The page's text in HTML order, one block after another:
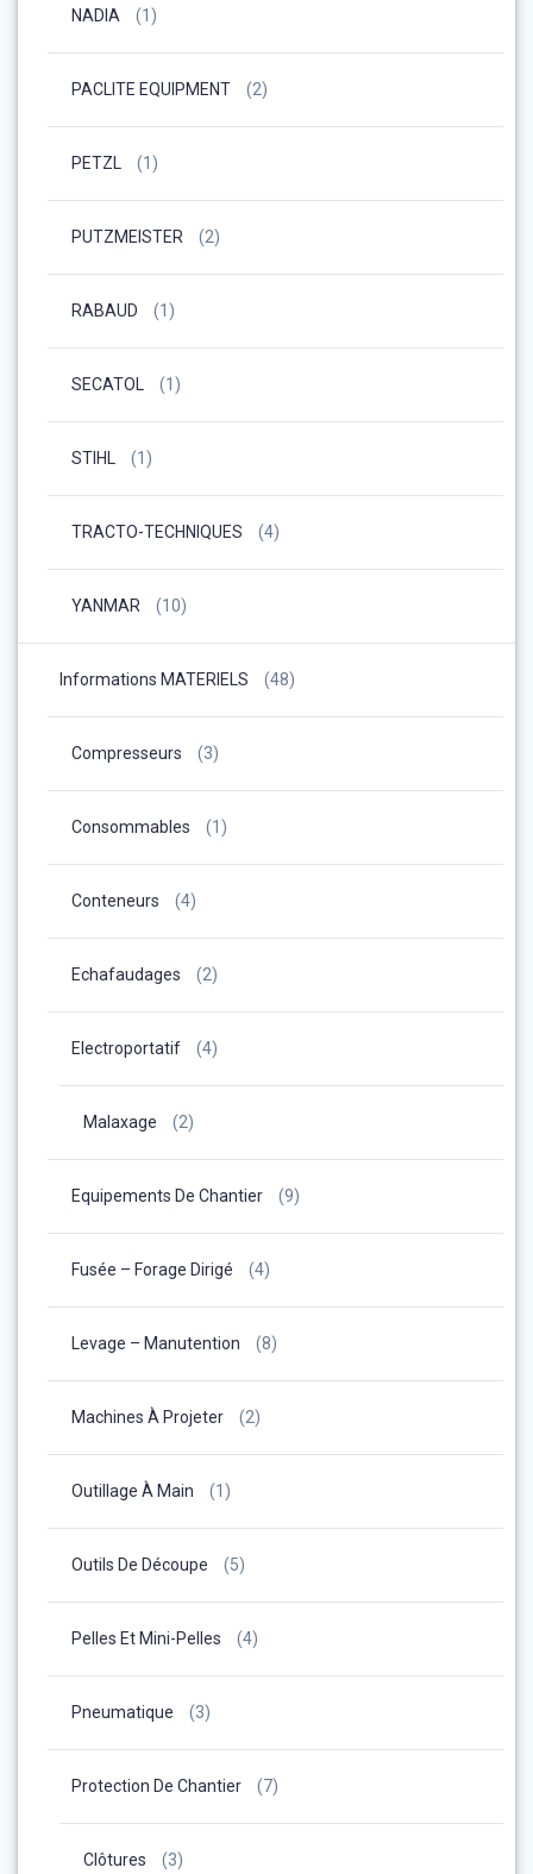
NADIA (1)
PACLITE EQUIPMENT (2)
PETZL (1)
PUTZMEISTER (2)
RABAUD (1)
SECATOL (1)
STIHL (1)
TRACTO-TECHNIQUES (4)
YANMAR (10)
Informations MATERIELS (48)
Compresseurs (3)
Consommables (1)
Conteneurs (4)
Echafaudages (2)
Electroportatif (4)
Malaxage (2)
Equipements De Chantier (9)
Fusée – Forage Dirigé (4)
Levage – Manutention (8)
Machines À Projeter (2)
Outillage À Main (1)
Outils De Découpe (5)
Pelles Et Mini-Pelles (4)
Pneumatique (3)
Protection De Chantier (7)
Clôtures (3)